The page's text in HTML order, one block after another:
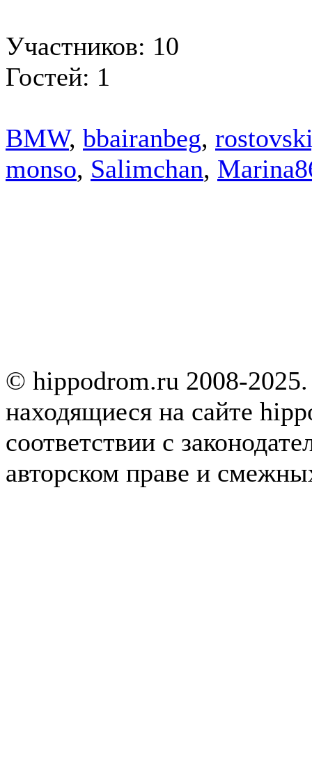
Участников: 10
Гостей: 1
BMW, bbairanbeg,
monso, Salimchan,
© hippodrom.ru 2008-
находящиеся на сайте
соответствии с
авторском праве и